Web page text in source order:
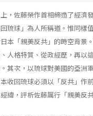
，佐藤榮作首相締造了經濟
琉球」為人所稱道。惟同樣
本「親美反共」的時空背景
人格特質、從政經歷，再以
其次，以琉球對美國的亞洲
收回琉球必須以「反共」作
緯，評析佐藤厲行「親美反